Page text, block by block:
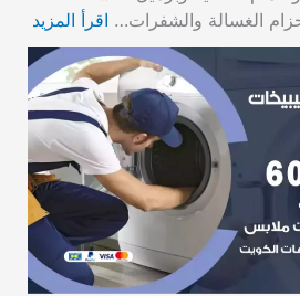
الغسالة والشفرات… اقرأ المزيد